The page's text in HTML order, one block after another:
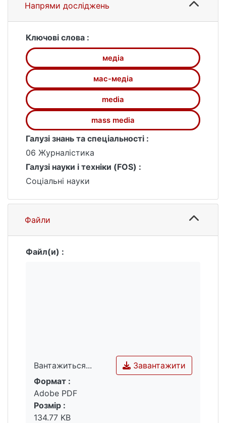
Напрями досліджень
Ключові слова :
медіа
мас-медіа
media
mass media
Галузі знань та спеціальності :
06 Журналістика
Галузі науки і техніки (FOS) :
Соціальні науки
Файли
Файл(и) :
Вантажиться...
Вантажиться...
Завантажити
Формат :
Adobe PDF
Розмір :
134.77 KB